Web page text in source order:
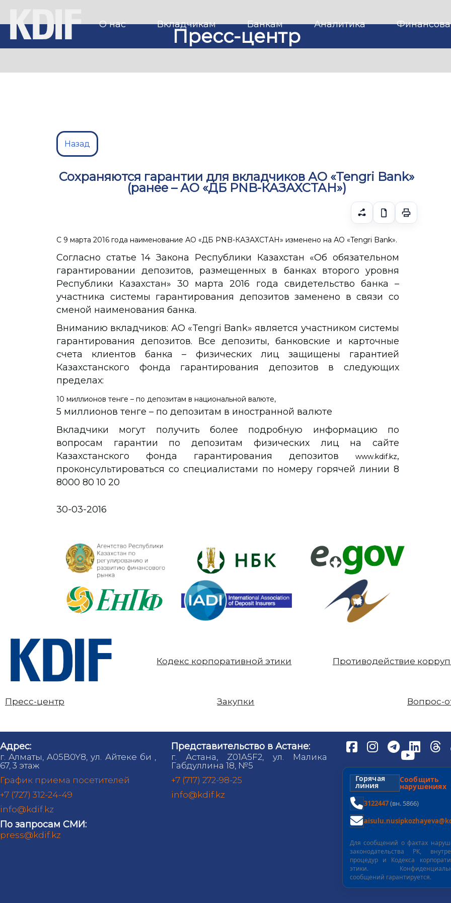
О нас Вкладчикам Банкам Аналитика
Пресс-центр
Назад
Сохраняются гарантии для вкладчиков АО «Tengri Bank»
(ранее – АО «ДБ PNB-КАЗАХСТАН»)
С 9 марта 2016 года наименование АО «ДБ PNB-КАЗАХСТАН» изменено на АО «Tengri Bank».
Согласно статье 14 Закона Республики Казахстан «Об обязательном
гарантировании депозитов, размещенных в банках второго уровня
Республики Казахстан» 30 марта 2016 года свидетельство банка –
участника системы гарантирования депозитов заменено в связи со
сменой наименования банка.
Вниманию вкладчиков: АО «Tengri Bank» является участником системы
гарантирования депозитов. Все депозиты, банковские и карточные
счета клиентов банка – физических лиц защищены гарантией
Казахстанского фонда гарантирования депозитов в следующих
пределах:
10 миллионов тенге – по депозитам в национальной валюте,
5 миллионов тенге – по депозитам в иностранной валюте
Вкладчики могут получить более подробную информацию по
вопросам гарантии по депозитам физических лиц на сайте
Казахстанского фонда гарантирования депозитов
www.kdif.kz,
проконсультироваться со специалистами по номеру горячей линии 8
8000 80 10 20
30-03-2016
Кодекс корпоративной этики Противодействие
Пресс-центр Закупки Вопрос-
Адрес:
г. Алматы, A05B0Y8, ул. Айтеке би ,
67, 3 этаж
График приема посетителей
+7 (727) 312-24-49
info@kdif.kz
По запросам СМИ:
press@kdif.kz
Представительство в Астане:
г. Астана, Z01A5F2, ул. Малика
Габдуллина 18, №5
+7 (717) 272-98-25
info@kdif.kz
Горячая
линия нарушениях
3122447(вн. 5866)
Для сообщений о фактах
законодательства РК,
процедур и Кодекса
этики.
сообщений гарантируется.